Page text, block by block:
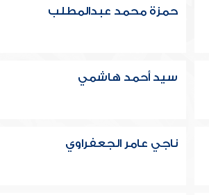
حمزة محمد عبدالمطلب
سيد أحمد هاشمي
ناجي عامر الجعفراوي